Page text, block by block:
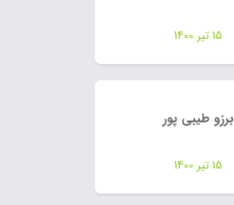
15 تیر 1400
برزو طیبی پور
15 تیر 1400